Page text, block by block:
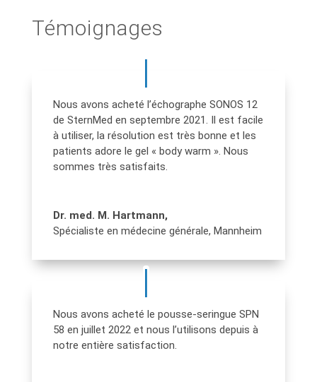
Témoignages
Nous avons acheté l’échographe SONOS 12
de SternMed en septembre 2021. Il est facile
à utiliser, la résolution est très bonne et les
patients adore le gel « body warm ». Nous
sommes très satisfaits.
Dr. med. M. Hartmann,
Spécialiste en médecine générale, Mannheim
Nous avons acheté le pousse-seringue SPN
58 en juillet 2022 et nous l’utilisons depuis à
notre entière satisfaction.